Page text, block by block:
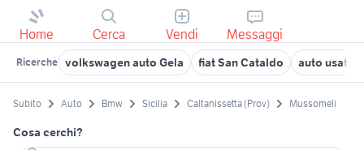
Home Cerca Vendi Messaggi
Ricerche volkswagen auto Gela fiat San Cataldo auto usate
Subito Auto Bmw Sicilia Caltanissetta (Prov) Mussomeli
Cosa cerchi?